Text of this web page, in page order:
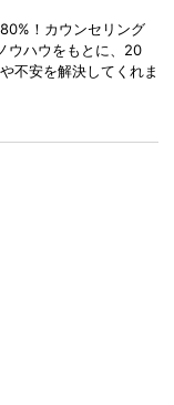
！カウンセリング
ウハウをもとに、20
不安を解決してくれま